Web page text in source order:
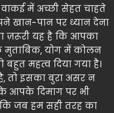
में अच्छी सेहत चाहते
खान-पान पर ध्यान देना
ज़रूरी यह है कि आपका
मुताबिक, योग में कोलन
महत्व दिया गया है।
तो इसका बुरा असर न
आपके दिमाग पर भी
जब हम सही तरह का